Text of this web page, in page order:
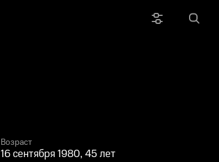
Возраст
16 сентября 1980, 45 лет